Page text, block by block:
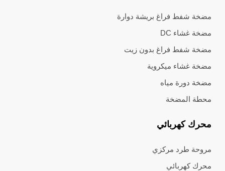
مضخة شفط فراغ بريشة دوارة
مضخة غشاء DC
مضخة شفط فراغ بدون زيت
مضخة غشاء ميكروية
مضخة دورة مياه
محطة المضخة
محرك كهربائي
مروحة طرد مركزي
محرك كهربائي